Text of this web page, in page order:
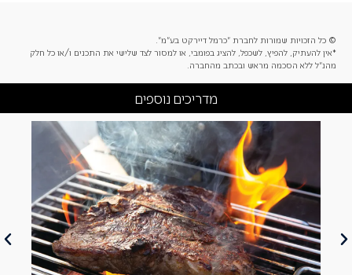
© כל הזכויות שמורות לחברת "כרמל דיירקט בע"מ".
*אין להעתיק, להפיץ, לשכפל, להציג בפומבי, או למסור לצד שלישי את התכנים ו/או כל חלק
מהנ"ל ללא הסכמה מראש ובכתב מהחברה.
מדריכים נוספים